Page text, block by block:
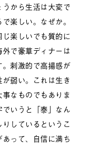
から生活は大変で
楽しい。なぜか。
じ楽しいでも質的に
で豪華ディナーは
。刺激的で高揚感が
弱い。これは生き
なものでもありま
いうと「泰」なん
しているというこ
って、自信に満ち